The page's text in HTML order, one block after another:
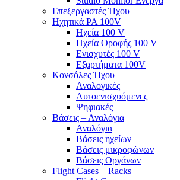
Επεξεργαστές Ήχου
Ηχητικά PA 100V
Ηχεία 100 V
Ηχεία Οροφής 100 V
Ενισχυτές 100 V
Εξαρτήματα 100V
Κονσόλες Ήχου
Αναλογικές
Αυτοενισχυόμενες
Ψηφιακές
Βάσεις – Αναλόγια
Αναλόγια
Βάσεις ηχείων
Βάσεις μικροφώνων
Βάσεις Οργάνων
Flight Cases – Racks